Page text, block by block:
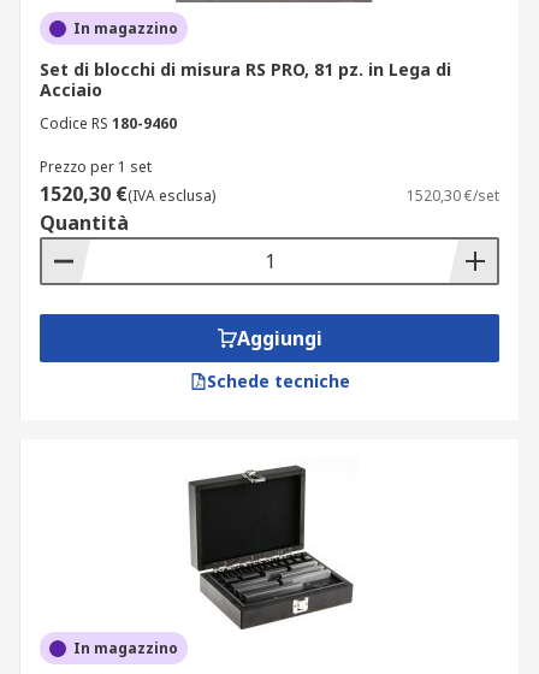
In magazzino
Set di blocchi di misura RS PRO, 81 pz. in Lega di
Acciaio
Codice RS 180-9460
Prezzo per 1 set
1520,30 €(IVA esclusa) 1520,30 €/set
Quantità
Aggiungi
Schede tecniche
In magazzino